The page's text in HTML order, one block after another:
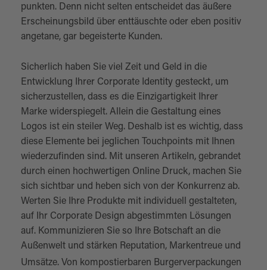
punkten. Denn nicht selten entscheidet das äußere
Erscheinungsbild über enttäuschte oder eben positiv
angetane, gar begeisterte Kunden.
Sicherlich haben Sie viel Zeit und Geld in die
Entwicklung Ihrer Corporate Identity gesteckt, um
sicherzustellen, dass es die Einzigartigkeit Ihrer
Marke widerspiegelt. Allein die Gestaltung eines
Logos ist ein steiler Weg. Deshalb ist es wichtig, dass
diese Elemente bei jeglichen Touchpoints mit Ihnen
wiederzufinden sind. Mit unseren Artikeln, gebrandet
durch einen hochwertigen Online Druck, machen Sie
sich sichtbar und heben sich von der Konkurrenz ab.
Werten Sie Ihre Produkte mit individuell gestalteten,
auf Ihr Corporate Design abgestimmten Lösungen
auf. Kommunizieren Sie so Ihre Botschaft an die
Außenwelt und stärken Reputation, Markentreue und
Umsätze. Von kompostierbaren Burgerverpackungen